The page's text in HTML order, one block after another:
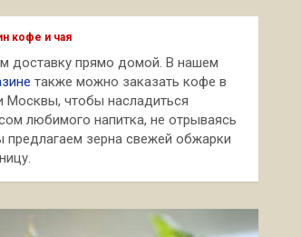
кофе и чая
доставку прямо домой. В нашем
также можно заказать кофе в
Москвы, чтобы насладиться
любимого напитка, не отрываясь
зерна свежей обжарки